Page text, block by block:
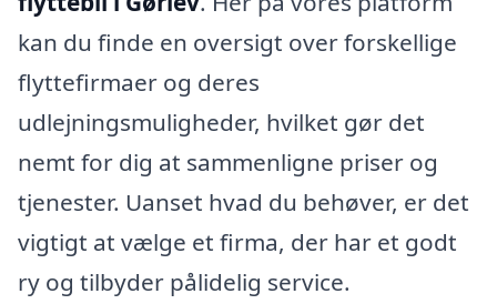
kan du finde en oversigt over forskellige
flyttefirmaer og deres
udlejningsmuligheder, hvilket gør det
nemt for dig at sammenligne priser og
tjenester. Uanset hvad du behøver, er det
vigtigt at vælge et firma, der har et godt
ry og tilbyder pålidelig service.